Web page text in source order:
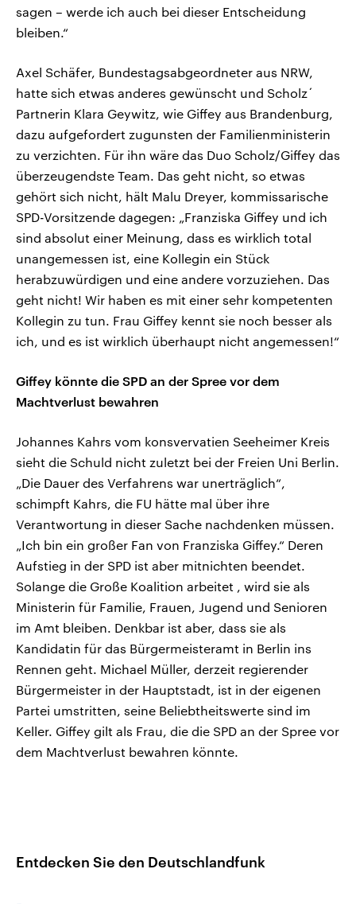
sagen – werde ich auch bei dieser Entscheidung
bleiben.“
Axel Schäfer, Bundestagsabgeordneter aus NRW,
hatte sich etwas anderes gewünscht und Scholz´
Partnerin Klara Geywitz, wie Giffey aus Brandenburg,
dazu aufgefordert zugunsten der Familienministerin
zu verzichten. Für ihn wäre das Duo Scholz/Giffey das
überzeugendste Team. Das geht nicht, so etwas
gehört sich nicht, hält Malu Dreyer, kommissarische
SPD-Vorsitzende dagegen: „Franziska Giffey und ich
sind absolut einer Meinung, dass es wirklich total
unangemessen ist, eine Kollegin ein Stück
herabzuwürdigen und eine andere vorzuziehen. Das
geht nicht! Wir haben es mit einer sehr kompetenten
Kollegin zu tun. Frau Giffey kennt sie noch besser als
ich, und es ist wirklich überhaupt nicht angemessen!“
Giffey könnte die SPD an der Spree vor dem
Machtverlust bewahren
Johannes Kahrs vom konsvervatien Seeheimer Kreis
sieht die Schuld nicht zuletzt bei der Freien Uni Berlin.
„Die Dauer des Verfahrens war unerträglich“,
schimpft Kahrs, die FU hätte mal über ihre
Verantwortung in dieser Sache nachdenken müssen.
„Ich bin ein großer Fan von Franziska Giffey.“ Deren
Aufstieg in der SPD ist aber mitnichten beendet.
Solange die Große Koalition arbeitet , wird sie als
Ministerin für Familie, Frauen, Jugend und Senioren
im Amt bleiben. Denkbar ist aber, dass sie als
Kandidatin für das Bürgermeisteramt in Berlin ins
Rennen geht. Michael Müller, derzeit regierender
Bürgermeister in der Hauptstadt, ist in der eigenen
Partei umstritten, seine Beliebtheitswerte sind im
Keller. Giffey gilt als Frau, die die SPD an der Spree vor
dem Machtverlust bewahren könnte.
Entdecken Sie den Deutschlandfunk